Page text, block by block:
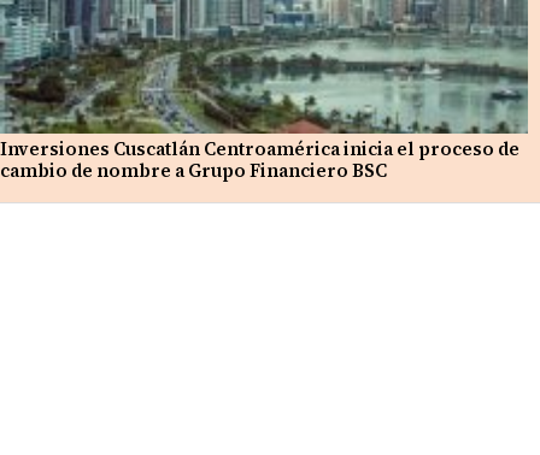
Inversiones Cuscatlán Centroamérica inicia el proceso de
cambio de nombre a Grupo Financiero BSC